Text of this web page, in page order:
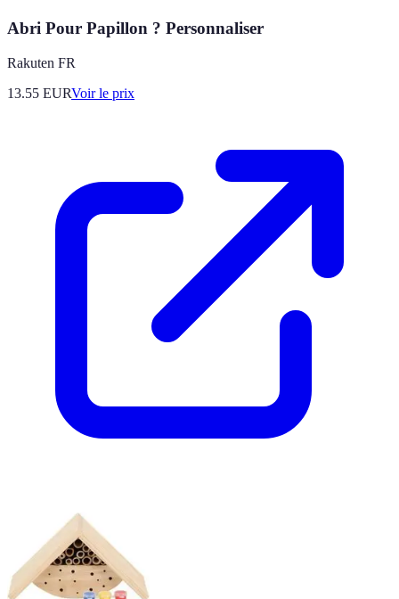
Abri Pour Papillon ? Personnaliser
Rakuten FR
13.55 EURVoir le prix